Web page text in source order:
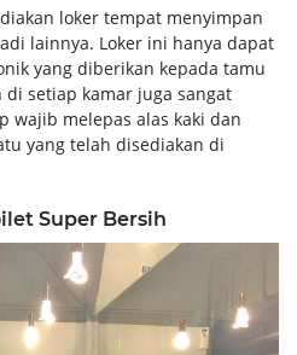
loker tempat menyimpan
lainnya. Loker ini hanya dapat
yang diberikan kepada tamu
setiap kamar juga sangat
wajib melepas alas kaki dan
yang telah disediakan di
Super Bersih